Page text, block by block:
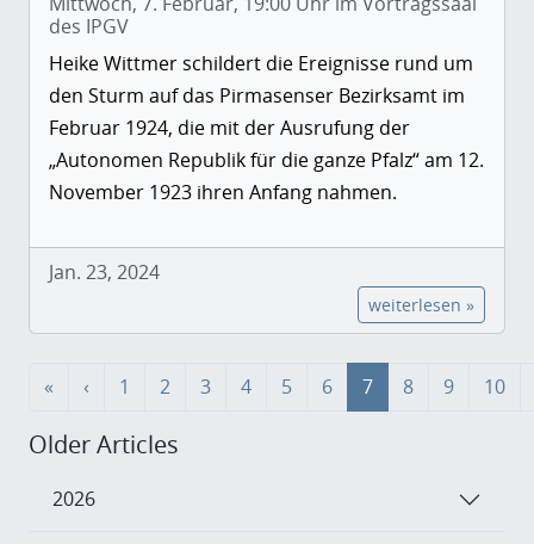
des IPGV
Heike Wittmer schildert die Ereignisse rund um
den Sturm auf das Pirmasenser Bezirksamt im
Februar 1924, die mit der Ausrufung der
„Autonomen Republik für die ganze Pfalz“ am 12.
November 1923 ihren Anfang nahmen.
Jan. 23, 2024
weiterlesen »
« ‹ 1 2 3 4 5 6 7 8 9 10
Older Articles
2026